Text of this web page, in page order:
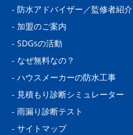
- 防水アドバイザー／監修者紹介
- 加盟のご案内
- SDGsの活動
- なぜ無料なの？
- ハウスメーカーの防水工事
- 見積もり診断シミュレーター
- 雨漏り診断テスト
- サイトマップ